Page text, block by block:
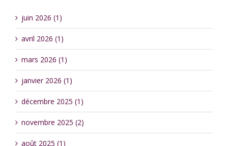
juin 2026 (1)
avril 2026 (1)
mars 2026 (1)
janvier 2026 (1)
décembre 2025 (1)
novembre 2025 (2)
août 2025 (1)